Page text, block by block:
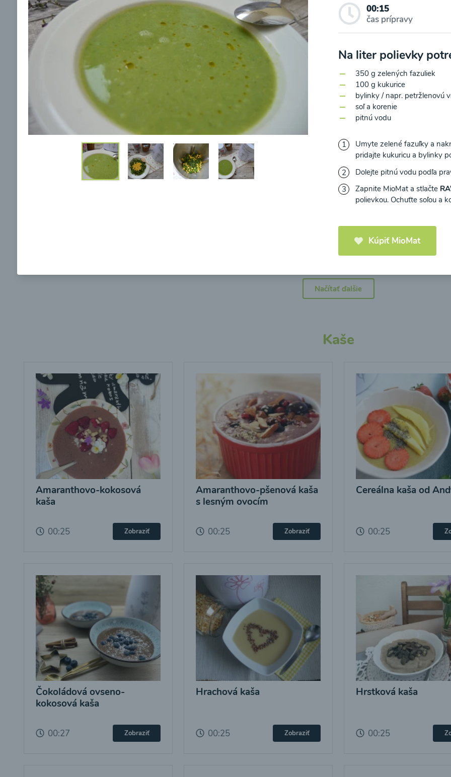
00:25 Zobraziť 00:25 Zobraziť 00:25
Brokolicová polievka s nivou
Brokolicová polievka s
pečenými cherry a
Brokolicová polievka
syrom
Načítať ďalšie
Kaše
Amaranthovo-kokosová
kaša
00:25 Zobraziť
Amaranthovo-pšenová kaša
s lesným ovocím
00:25 Zobraziť
Cereálna kaša od
00:25
Čokoládová ovseno-
kokosová kaša
00:27 Zobraziť
Hrachová kaša
00:25 Zobraziť
Hrstková kaša
00:25
00:15
čas prípravy
Na liter polievky
350 g zelených fazuliek
100 g kukurice
bylinky / napr. petržlenovú
soľ a korenie
pitnú vodu
Umyte zelené fazuľky a
pridajte kukuricu a bylinky
Dolejte pitnú vodu podľa
Zapnite MioMat a stlačte
polievkou. Ochuťte soľou a
Kúpiť MioMat
Odber noviniek a akcií
Odoslaním registrácie na Newsletter súhlasím so spracovaním osobných údajov pre účely zasielania newsletteru
Ochrane osobných údajov
a súhlasím s nimi.